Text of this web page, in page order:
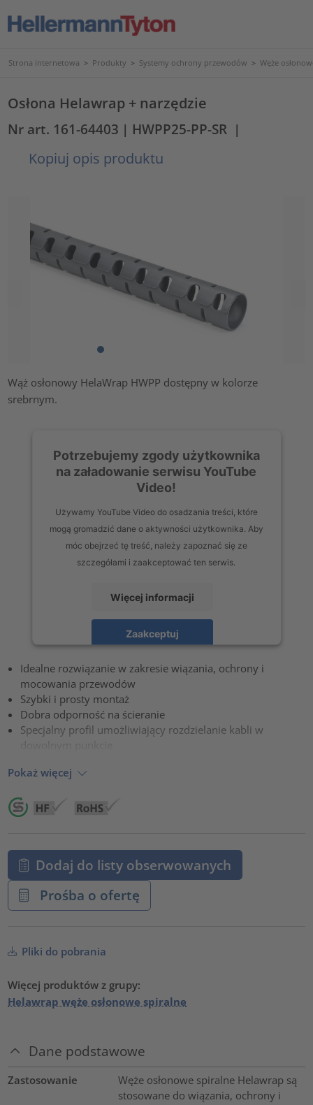
Strona internetowa > Produkty > Systemy ochrony przewodów > Węże
Osłona Helawrap + narzędzie
Nr art. 161-64403 | HWPP25-PP-SR |
Kopiuj opis produktu
Wąż osłonowy HelaWrap HWPP dostępny w kolorze
srebrnym.
Potrzebujemy zgody użytkownika
na załadowanie serwisu YouTube
Video!
Używamy YouTube Video do osadzania treści, które
mogą gromadzić dane o aktywności użytkownika. Aby
móc obejrzeć tę treść, należy zapoznać się ze
szczegółami i zaakceptować ten serwis.
Więcej informacji
Zaakceptuj
Idealne rozwiązanie w zakresie wiązania, ochrony i
mocowania przewodów
Szybki i prosty montaż
Dobra odporność na ścieranie
Specjalny profil umożliwiający rozdzielanie kabli w
Pokaż więcej
Dodaj do listy obserwowanych
Prośba o ofertę
Pliki do pobrania
Więcej produktów z grupy:
Helawrap węże osłonowe spiralne
Dane podstawowe
Zastosowanie
Węże osłonowe spiralne Helawrap są
stosowane do wiązania, ochrony i